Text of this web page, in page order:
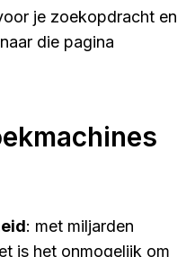
je zoekopdracht en
die pagina
: met miljarden
is het onmogelijk om